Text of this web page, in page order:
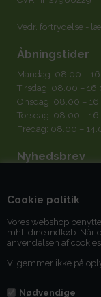
Cookie politik
Vores webshop
mht. dine indkøb. Når
anvendelsen af cookies.
Vi gemmer ikke på
Nødvendige
Vedr. fortrydelse -
Åbningstider
Mandag: 08.00 –
Tirsdag: 08.00 –
Onsdag: 08.00 –
Torsdag: 08.00 –
Fredag: 08.00 –
Nyhedsbrev
Jeg accepterer